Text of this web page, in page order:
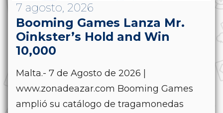
7 agosto, 2026
Booming Games Lanza Mr.
Oinkster’s Hold and Win
10,000
Malta.- 7 de Agosto de 2026 |
www.zonadeazar.com Booming Games
amplió su catálogo de tragamonedas